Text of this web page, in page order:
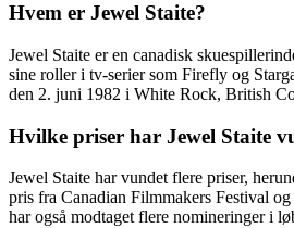
Hvem er Jewel Staite?
Jewel Staite er en canadisk
sine roller i tv-serier som Firefly og
den 2. juni 1982 i White Rock, British
Hvilke priser har Jewel Staite
Jewel Staite har vundet flere priser,
pris fra Canadian Filmmakers Festival
har også modtaget flere nomineringer i